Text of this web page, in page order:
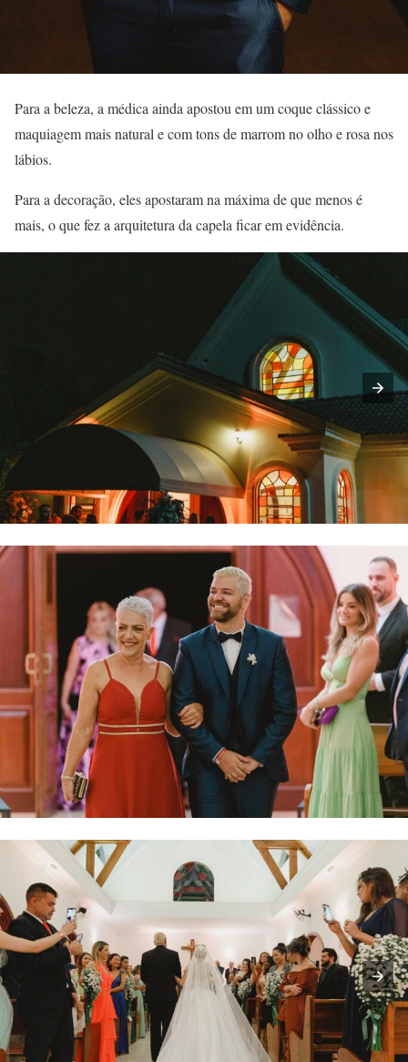
Para a beleza, a médica ainda apostou em um coque clássico e
maquiagem mais natural e com tons de marrom no olho e rosa nos
lábios.
Para a decoração, eles apostaram na máxima de que menos é
mais, o que fez a arquitetura da capela ficar em evidência.